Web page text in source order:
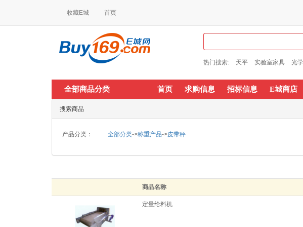
收藏E城 首页
热门搜索: 天平 实验室家具 光
全部商品分类 首页 求购信息 招标信息 E城商店
搜索商品
产品分类： 全部分类->称重产品->皮带秤
商品名称
定量给料机